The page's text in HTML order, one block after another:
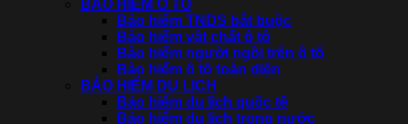
BẢO HIỂM Ô TÔ
Bảo hiểm TNDS bắt buộc
Bảo hiểm vật chất ô tô
Bảo hiểm người ngồi trên ô tô
Bảo hiểm ô tô toàn diện
BẢO HIỂM DU LỊCH
Bảo hiểm du lịch quốc tế
Bảo hiểm du lịch trong nước